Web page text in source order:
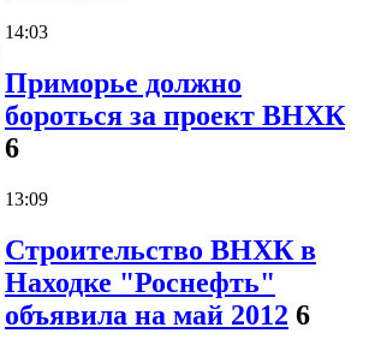
14:03
Приморье должно
бороться за проект ВНХК
6
13:09
Строительство ВНХК в
Находке "Роснефть"
объявила на май 2012 6